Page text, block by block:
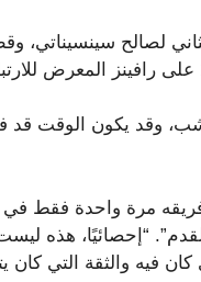
لصالح سينسيناتي،
وقد يكون الوقت قد
مرة واحدة فقط
“إحصائيًا، هذه
فيه والثقة التي كان